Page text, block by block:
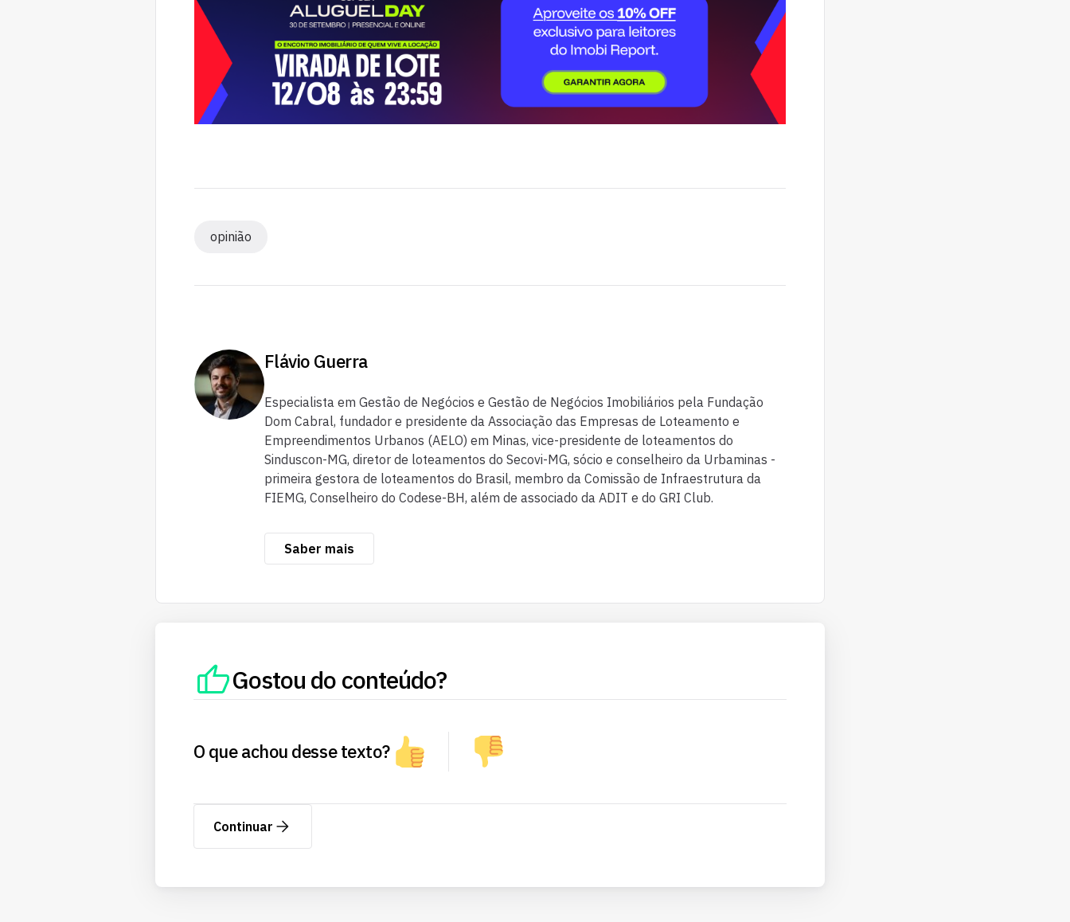
opinião
Flávio Guerra
Especialista em Gestão de Negócios e Gestão de Negócios Imobiliários pela Fundação
Dom Cabral, fundador e presidente da Associação das Empresas de Loteamento e
Empreendimentos Urbanos (AELO) em Minas, vice-presidente de loteamentos do
Sinduscon-MG, diretor de loteamentos do Secovi-MG, sócio e conselheiro da Urbaminas -
primeira gestora de loteamentos do Brasil, membro da Comissão de Infraestrutura da
FIEMG, Conselheiro do Codese-BH, além de associado da ADIT e do GRI Club.
Saber mais
Gostou do conteúdo?
O que achou desse texto?
Continuar